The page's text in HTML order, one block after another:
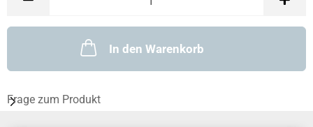
In den Warenkorb
Frage zum Produkt